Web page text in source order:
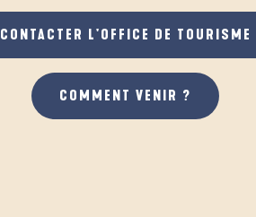
CONTACTER L'OFFICE DE TOURISME
COMMENT VENIR ?